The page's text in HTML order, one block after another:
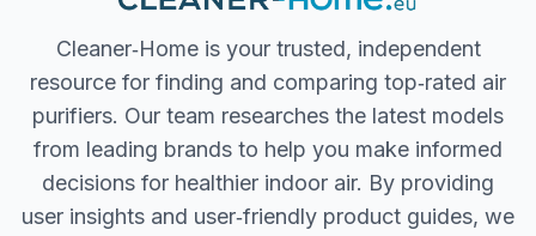
Cleaner‐Home is your trusted, independent
resource for finding and comparing top‐rated air
purifiers. Our team researches the latest models
from leading brands to help you make informed
decisions for healthier indoor air. By providing
user insights and user‐friendly product guides, we